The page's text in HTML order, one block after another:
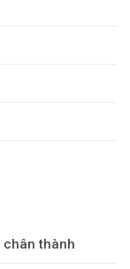
chân thành